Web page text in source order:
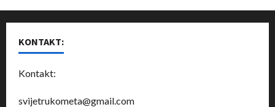
KONTAKT:
Kontakt:
svijetrukometa@gmail.com